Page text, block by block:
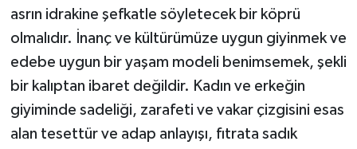
asrın idrakine şefkatle söyletecek bir köprü
olmalıdır. İnanç ve kültürümüze uygun giyinmek ve
edebe uygun bir yaşam modeli benimsemek, şekli
bir kalıptan ibaret değildir. Kadın ve erkeğin
giyiminde sadeliği, zarafeti ve vakar çizgisini esas
alan tesettür ve adap anlayışı, fıtrata sadık